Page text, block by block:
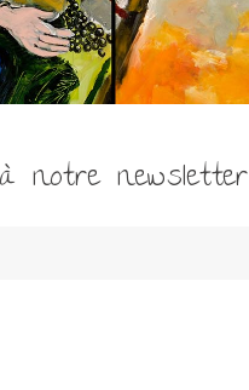
notre newsletter